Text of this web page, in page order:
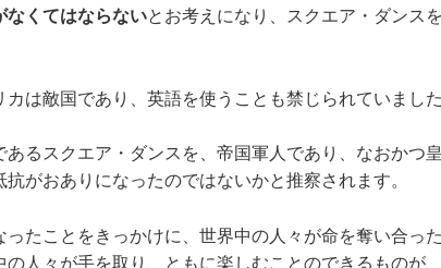
なくてはならないとお考えになり、スクエア・ダンス
は敵国であり、英語を使うことも禁じられていました
るスクエア・ダンスを、帝国軍人であり、なおかつ
がおありになったのではないかと推察されます。
ったことをきっかけに、世界中の人々が命を奪い合っ
人々が手を取り、ともに楽しむことのできるものが